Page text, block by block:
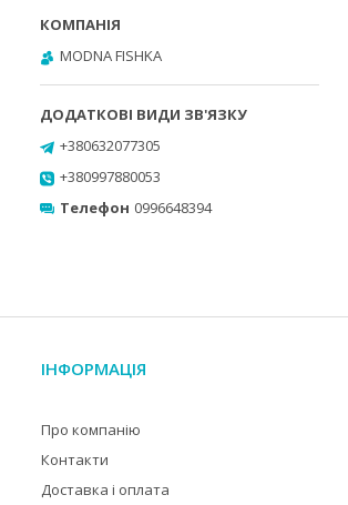
MODNA FISHKA
+380632077305
+380997880053
Телефон 0996648394
ІНФОРМАЦІЯ
Про компанію
Контакти
Доставка і оплата